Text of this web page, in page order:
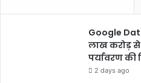
Google
लाख करोड़ से
पर्यावरण की
2 days ago